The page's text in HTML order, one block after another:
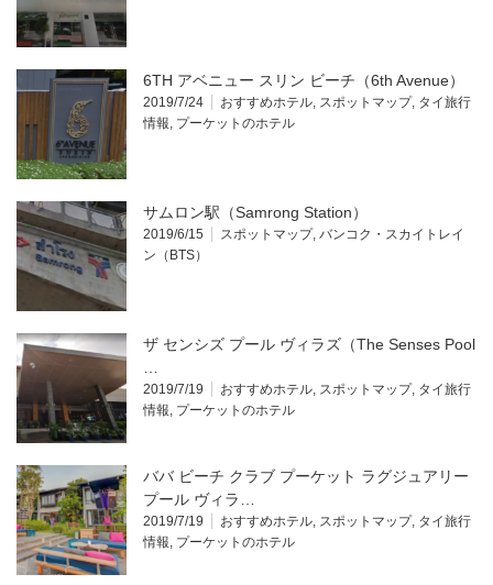
6TH アベニュー スリン ビーチ（6th Avenue）
2019/7/24 おすすめホテル, スポットマップ, タイ旅行
情報, プーケットのホテル
サムロン駅（Samrong Station）
2019/6/15 スポットマップ, バンコク・スカイトレイ
ン（BTS）
ザ センシズ プール ヴィラズ（The Senses Pool
…
2019/7/19 おすすめホテル, スポットマップ, タイ旅行
情報, プーケットのホテル
ババ ビーチ クラブ プーケット ラグジュアリー
プール ヴィラ…
2019/7/19 おすすめホテル, スポットマップ, タイ旅行
情報, プーケットのホテル